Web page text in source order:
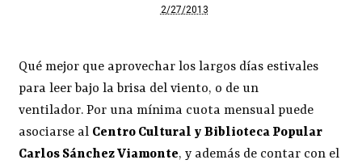
2/27/2013
Qué mejor que aprovechar los largos días estivales
para leer bajo la brisa del viento, o de un
ventilador. Por una mínima cuota mensual puede
asociarse al Centro Cultural y Biblioteca Popular
Carlos Sánchez Viamonte, y además de contar con el